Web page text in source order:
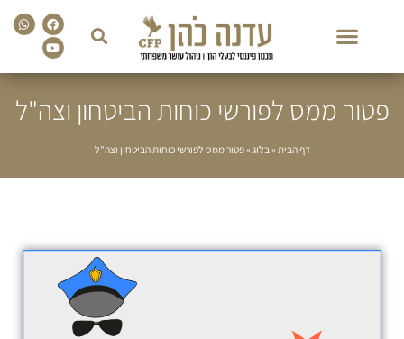
Facebook
Youtube
פטור ממס לפורשי כוחות הביטחון וצה"ל
דף הבית »בלוג »פטור ממס לפורשי כוחות הביטחון וצה"ל